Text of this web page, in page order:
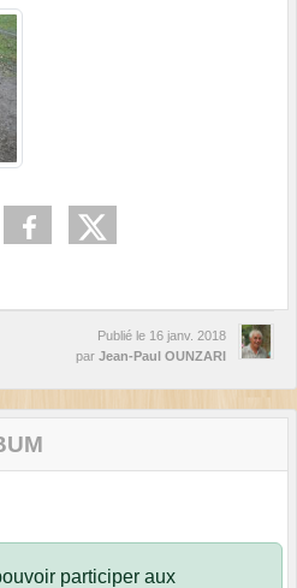
Publié le 16 janv. 2018
par Jean-Paul OUNZARI
participer aux